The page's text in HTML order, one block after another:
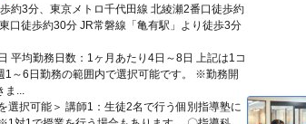
約3分、東京メトロ千代田線 北綾瀬2番口徒歩約
口徒歩約30分 JR常磐線「亀有駅」より徒歩3分
平均勤務日数：1ヶ月あたり4日～8日 上記は1コ
1～6日勤務の範囲内で選択可能です。 ※勤務開
ま...
選択可能＞ 講師1：生徒2名で行う個別指導塾に